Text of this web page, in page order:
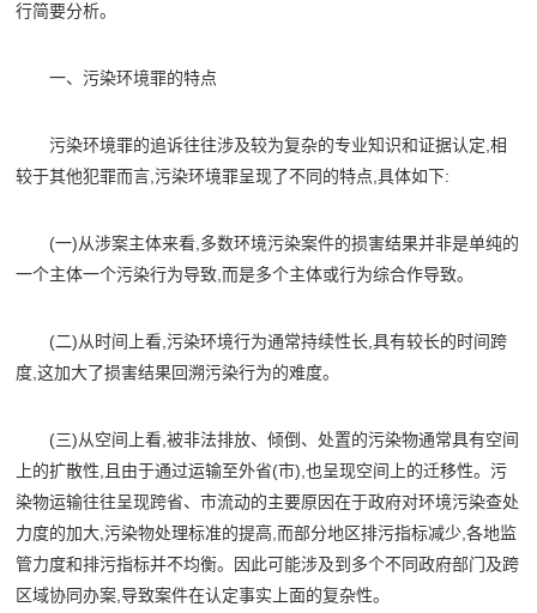
行简要分析。
一、污染环境罪的特点
污染环境罪的追诉往往涉及较为复杂的专业知识和证据认定,相
较于其他犯罪而言,污染环境罪呈现了不同的特点,具体如下:
(一)从涉案主体来看,多数环境污染案件的损害结果并非是单纯的
一个主体一个污染行为导致,而是多个主体或行为综合作导致。
(二)从时间上看,污染环境行为通常持续性长,具有较长的时间跨
度,这加大了损害结果回溯污染行为的难度。
(三)从空间上看,被非法排放、倾倒、处置的污染物通常具有空间
上的扩散性,且由于通过运输至外省(市),也呈现空间上的迁移性。污
染物运输往往呈现跨省、市流动的主要原因在于政府对环境污染查处
力度的加大,污染物处理标准的提高,而部分地区排污指标减少,各地监
管力度和排污指标并不均衡。因此可能涉及到多个不同政府部门及跨
区域协同办案,导致案件在认定事实上面的复杂性。